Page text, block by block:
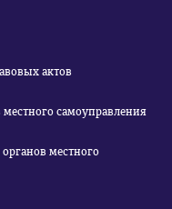
актов
самоуправления
местного